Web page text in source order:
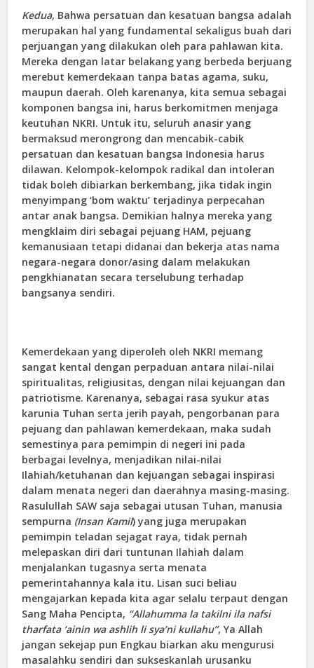
Kedua, Bahwa persatuan dan kesatuan bangsa adalah
merupakan hal yang fundamental sekaligus buah dari
perjuangan yang dilakukan oleh para pahlawan kita.
Mereka dengan latar belakang yang berbeda berjuang
merebut kemerdekaan tanpa batas agama, suku,
maupun daerah. Oleh karenanya, kita semua sebagai
komponen bangsa ini, harus berkomitmen menjaga
keutuhan NKRI. Untuk itu, seluruh anasir yang
bermaksud merongrong dan mencabik-cabik
persatuan dan kesatuan bangsa Indonesia harus
dilawan. Kelompok-kelompok radikal dan intoleran
tidak boleh dibiarkan berkembang, jika tidak ingin
menyimpang ‘bom waktu’ terjadinya perpecahan
antar anak bangsa. Demikian halnya mereka yang
mengklaim diri sebagai pejuang HAM, pejuang
kemanusiaan tetapi didanai dan bekerja atas nama
negara-negara donor/asing dalam melakukan
pengkhianatan secara terselubung terhadap
bangsanya sendiri.
Kemerdekaan yang diperoleh oleh NKRI memang
sangat kental dengan perpaduan antara nilai-nilai
spiritualitas, religiusitas, dengan nilai kejuangan dan
patriotisme. Karenanya, sebagai rasa syukur atas
karunia Tuhan serta jerih payah, pengorbanan para
pejuang dan pahlawan kemerdekaan, maka sudah
semestinya para pemimpin di negeri ini pada
berbagai levelnya, menjadikan nilai-nilai
Ilahiah/ketuhanan dan kejuangan sebagai inspirasi
dalam menata negeri dan daerahnya masing-masing.
Rasulullah SAW saja sebagai utusan Tuhan, manusia
sempurna (Insan Kamil) yang juga merupakan
pemimpin teladan sejagat raya, tidak pernah
melepaskan diri dari tuntunan Ilahiah dalam
menjalankan tugasnya serta menata
pemerintahannya kala itu. Lisan suci beliau
mengajarkan kepada kita agar selalu terpaut dengan
Sang Maha Pencipta, “Allahumma la takilni ila nafsi
tharfata ‘ainin wa ashlih li sya’ni kullahu”, Ya Allah
jangan sekejap pun Engkau biarkan aku mengurusi
masalahku sendiri dan sukseskanlah urusanku